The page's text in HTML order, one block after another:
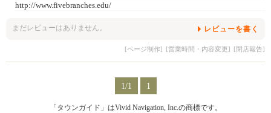
http://www.fivebranches.edu/
まだレビューはありません。 レビューを書く
[ページ制作] [営業時間・内容変更] [閉店報告]
1/1 1
「タウンガイド」はVivid Navigation, Inc.の商標です。